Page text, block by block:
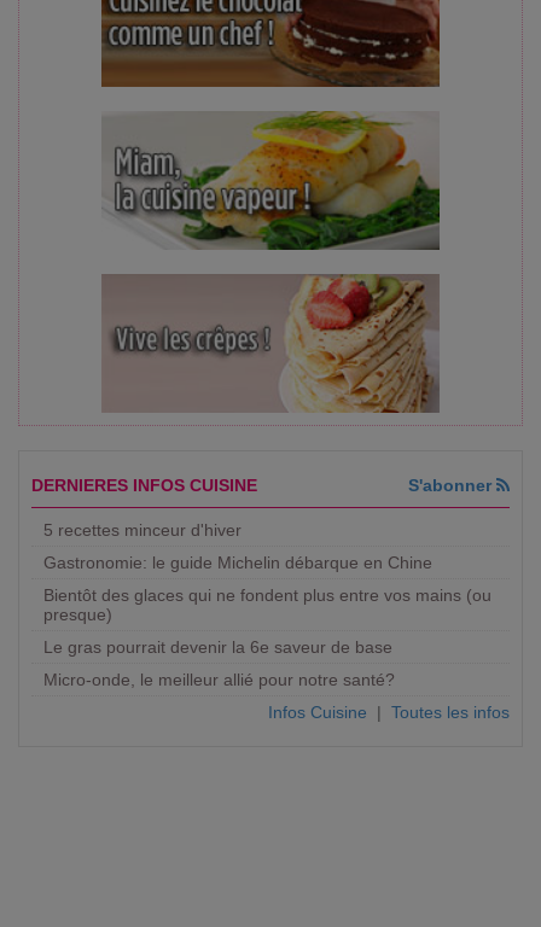
DERNIERES INFOS CUISINE S'abonner
5 recettes minceur d'hiver
Gastronomie: le guide Michelin débarque en Chine
Bientôt des glaces qui ne fondent plus entre vos mains (ou
presque)
Le gras pourrait devenir la 6e saveur de base
Micro-onde, le meilleur allié pour notre santé?
Infos Cuisine | Toutes les infos